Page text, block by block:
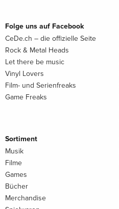
Folge uns auf Facebook
CeDe.ch – die offizielle Seite
Rock & Metal Heads
Let there be music
Vinyl Lovers
Film- und Serienfreaks
Game Freaks
Sortiment
Musik
Filme
Games
Bücher
Merchandise